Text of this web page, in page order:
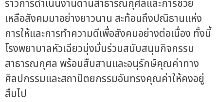
ราวการดำเนินงานด้านสาธารณกุศลและการช่วย
เหลือสังคมมาอย่างยาวนาน สะท้อนถึงปณิธานแห่ง
การให้และการทำความดีเพื่อสังคมอย่างต่อเนื่อง ทั้งนี้
โรงพยาบาลหัวเฉียวมุ่งมั่นร่วมสนับสนุนกิจกรรม
สาธารณกุศล พร้อมสืบสานและอนุรักษ์คุณค่าทาง
ศิลปกรรมและสถาปัตยกรรมอันทรงคุณค่าให้คงอยู่
สืบไป